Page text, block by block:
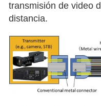
transmisión de video
distancia.